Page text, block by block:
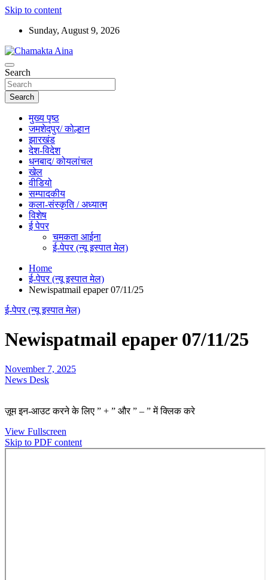
Skip to content
Sunday, August 9, 2026
Chamakta Aina
Hindi News Paper – Jharkhand
Search
Search
मुख्य पृष्ठ
जमशेदपुर/ कोल्हान
झारखंड
देश-विदेश
धनबाद/ कोयलांचल
खेल
वीडियो
सम्पादकीय
कला-संस्कृति / अध्यात्म
विशेष
ई पेपर
चमकता आईना
ई-पेपर (न्यू इस्पात मेल)
Home
ई-पेपर (न्यू इस्पात मेल)
Newispatmail epaper 07/11/25
ई-पेपर (न्यू इस्पात मेल)
Newispatmail epaper 07/11/25
November 7, 2025
News Desk
ज़ूम इन-आउट करने के लिए ” + ” और ” – ” में क्लिक करे
View Fullscreen
Skip to PDF content